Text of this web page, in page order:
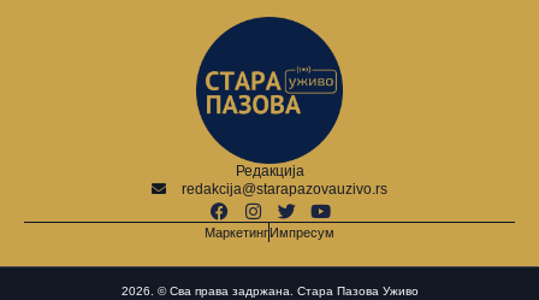
Редакција
redakcija@starapazovauzivo.rs
Маркетинг Импресум
2026. © Сва права задржана. Стара Пазова Уживо